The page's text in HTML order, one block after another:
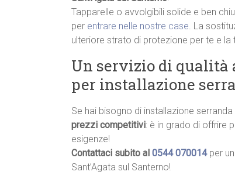
Tapparelle o avvolgibili solide e ben
per entrare nelle nostre case. La
ulteriore strato di protezione per te e la
Un servizio di qualità
per installazione
Se hai bisogno di installazione
prezzi competitivi: è in grado di offrire
esigenze!
Contattaci subito al 0544 070014 per
Sant’Agata sul Santerno!